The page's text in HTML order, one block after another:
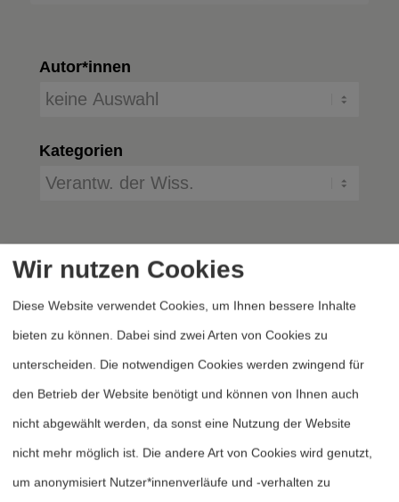
Autor*innen
Kategorien
Heftarchiv
Bestellen
Wir nutzen Cookies
Diese Website verwendet Cookies, um Ihnen bessere Inhalte
bieten zu können. Dabei sind zwei Arten von Cookies zu
unterscheiden. Die notwendigen Cookies werden zwingend für
den Betrieb der Website benötigt und können von Ihnen auch
nicht abgewählt werden, da sonst eine Nutzung der Website
nicht mehr möglich ist. Die andere Art von Cookies wird genutzt,
um anonymisiert Nutzer*innenverläufe und -verhalten zu